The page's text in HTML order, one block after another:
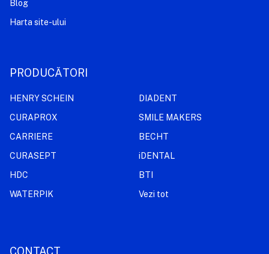
Blog
Harta site-ului
PRODUCĂTORI
HENRY SCHEIN
CURAPROX
CARRIERE
CURASEPT
HDC
WATERPIK
DIADENT
SMILE MAKERS
BECHT
iDENTAL
BTI
Vezi tot
CONTACT